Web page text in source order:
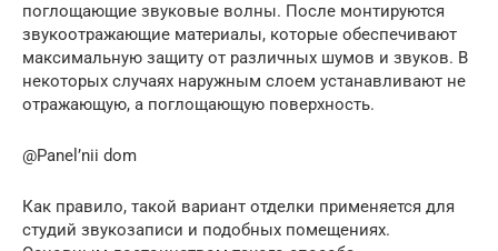
поглощающие звуковые волны. После монтируются
звукоотражающие материалы, которые обеспечивают
максимальную защиту от различных шумов и звуков. В
некоторых случаях наружным слоем устанавливают не
отражающую, а поглощающую поверхность.
@Panel’nii dom
Как правило, такой вариант отделки применяется для
студий звукозаписи и подобных помещениях.